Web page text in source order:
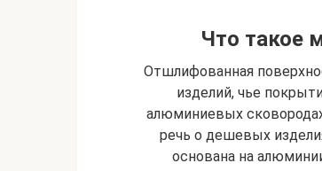
Что такое
Отшлифованная
изделий, чье
алюминиевых
речь о дешевых
основана на